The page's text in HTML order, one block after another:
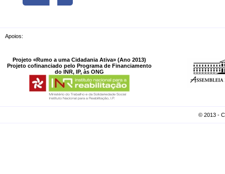
Apoios:
Projeto «Rumo a uma Cidadania Ativa» (Ano 2013)
Projeto cofinanciado pelo Programa de Financiamento
do INR, IP, às ONG
© 2013 -